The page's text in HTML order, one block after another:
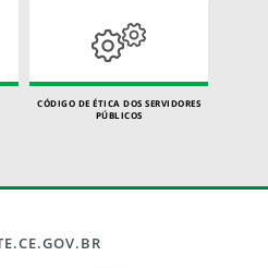
CÓDIGO DE ÉTICA DOS SERVIDORES
PÚBLICOS